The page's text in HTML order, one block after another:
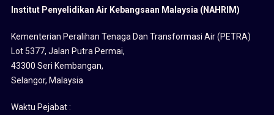
Institut Penyelidikan Air Kebangsaan Malaysia (NAHRIM)
Kementerian Peralihan Tenaga Dan Transformasi Air (PETRA)
Lot 5377, Jalan Putra Permai,
43300 Seri Kembangan,
Selangor, Malaysia
Waktu Pejabat :